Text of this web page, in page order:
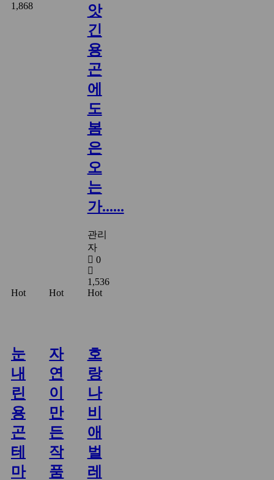
1,868
앗
긴
용
곤
에
도
봄
은
오
는
가......
관리
자
0
1,536
Hot
눈
내
린
용
곤
테
마
Hot
자
연
이
만
든
작
품
Hot
호
랑
나
비
애
벌
레